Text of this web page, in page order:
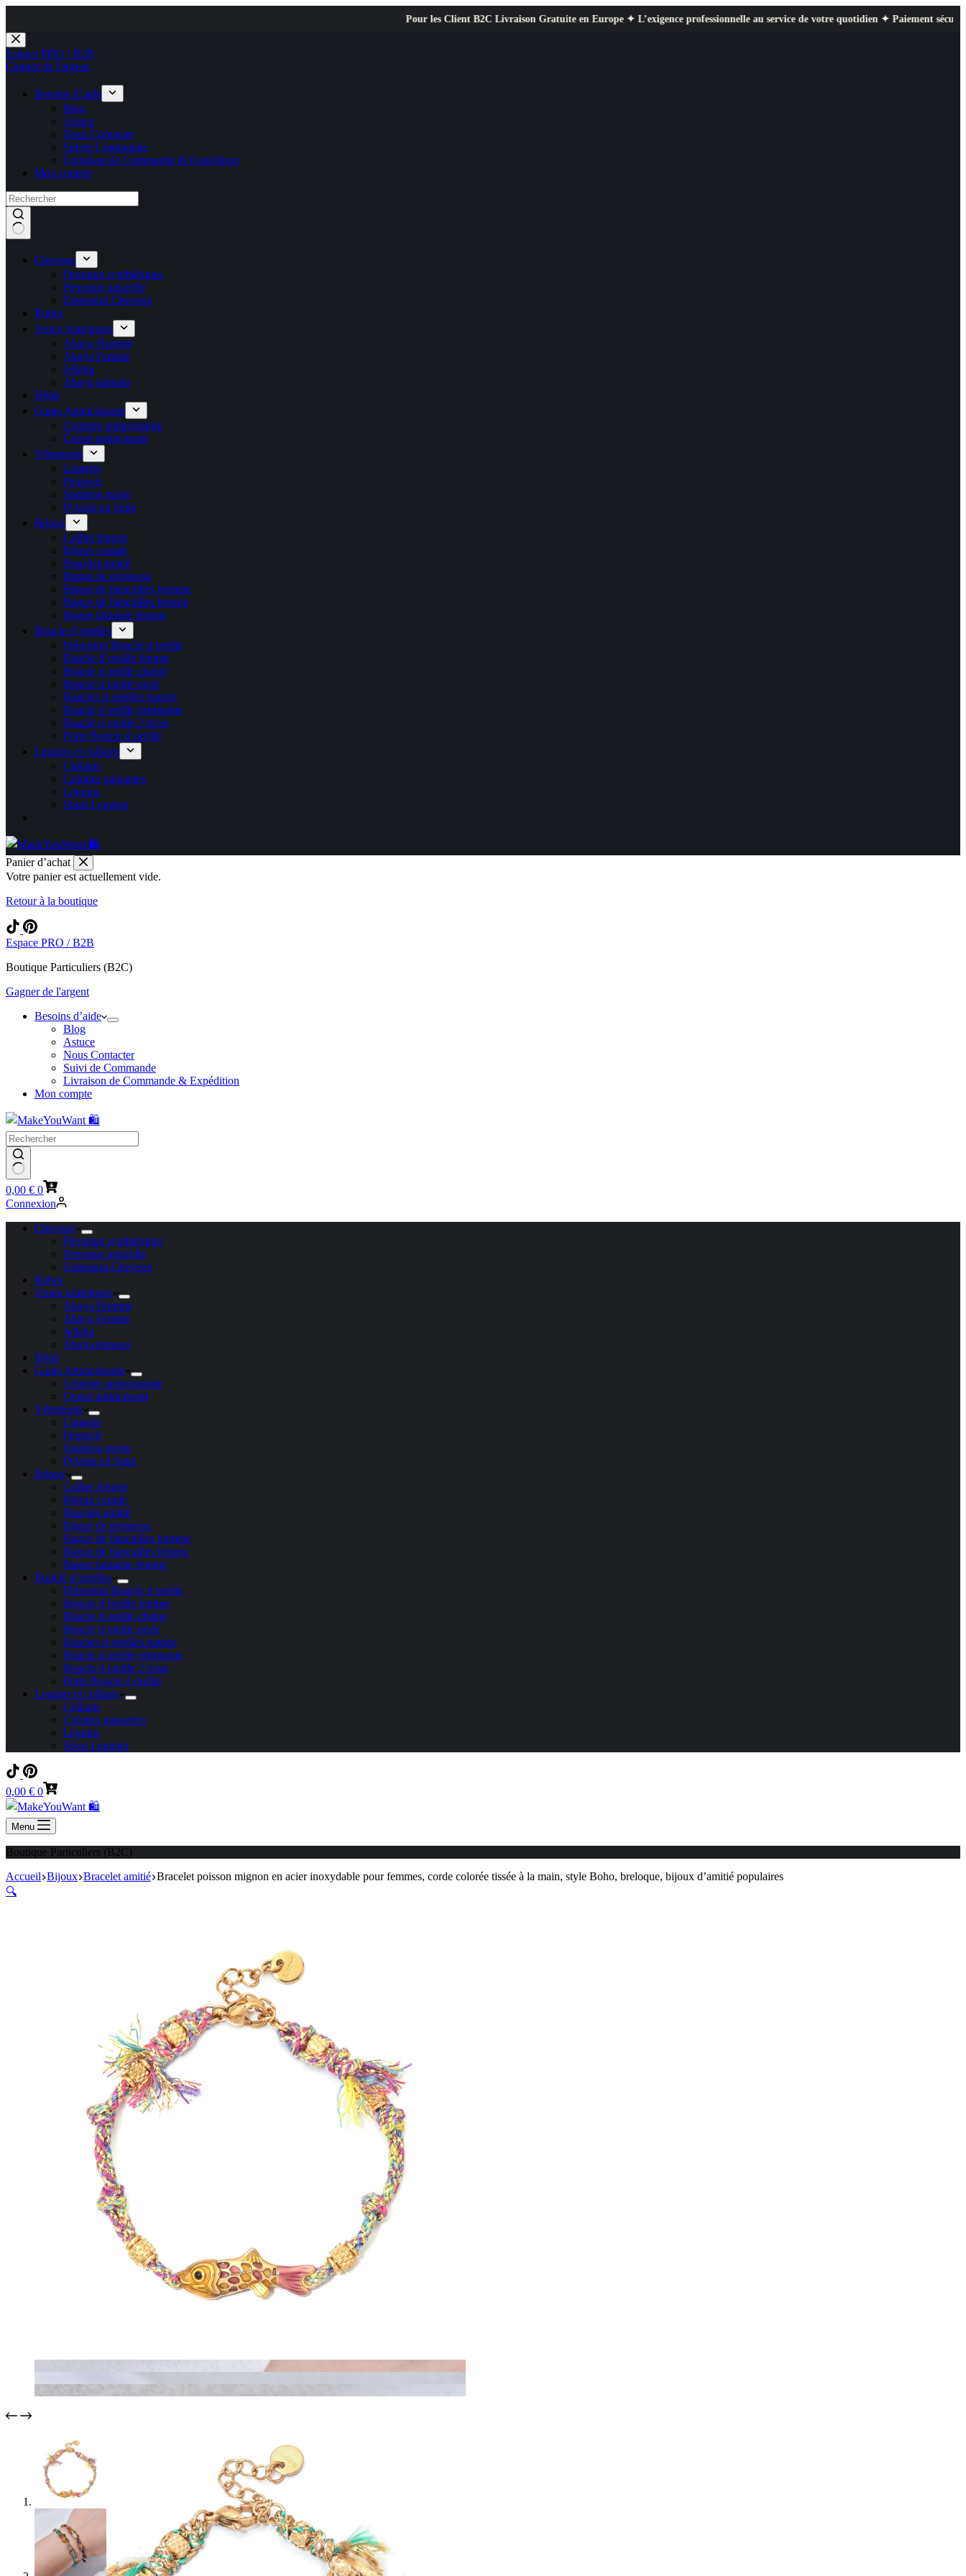
Pour les Client B2C Livraison Gratuite en Europe ✦ L’exigence professionnelle au service de votre quotidien ✦ Paiement sécurisé ✦ Retours
Passer
au
contenu
Espace PRO / B2B
Gagner de l'argent
Besoins d’aide
Blog
Astuce
Nous Contacter
Suivre Commande
Livraison de Commande & Expédition
Mon compte
Cheveux
Perruque synthétiques
Perruque naturelle
Extension Cheveux
Robes
Tenue islamiques
Abaya Homme
Abaya Femme
Jellaba
Abaya kimono
Hijab
Gaine Amincissante
Ceinture amincissante
Corset amincissant
Vêtements
Lingerie
Peignoir
Soutiens gorge
Pyjama en Satin
Bijoux
Collier femme
Bijoux couple
Bracelet amitié
Bague de promesse
Bague de fiançailles homme
Bague de fiançailles femme
Bague fantaisie femme
Boucle d’oreilles
Présentoir Boucle d oreille
Boucle d’oreille femme
Boucle d oreille chaine
Boucle d oreille perle
Boucles d oreilles mariée
Boucle d oreille grimpante
Boucle d oreille 2 trous
Porte Boucle d oreille
Leggins et collants
Collants
Culottes gainantes
Leggins
Short Legging
Panier d’achat
Votre panier est actuellement vide.
Retour à la boutique
Espace PRO / B2B
Boutique Particuliers (B2C)
Gagner de l'argent
Besoins d’aide
Blog
Astuce
Nous Contacter
Suivi de Commande
Livraison de Commande & Expédition
Mon compte
Panier
d’achat
0,00 € 0
Connexion
Cheveux
Perruque synthétiques
Perruque naturelle
Extension Cheveux
Robes
Tenue islamiques
Abaya Homme
Abaya Femme
Jellaba
Abaya kimono
Hijab
Gaine Amincissante
Ceinture amincissante
Corset amincissant
Vêtements
Lingerie
Peignoir
Soutiens gorge
Pyjama en Satin
Bijoux
Collier femme
Bijoux couple
Bracelet amitié
Bague de promesse
Bague de fiançailles homme
Bague de fiançailles femme
Bague fantaisie femme
Boucle d’oreilles
Présentoir Boucle d oreille
Boucle d’oreille femme
Boucle d oreille chaine
Boucle d oreille perle
Boucles d oreilles mariée
Boucle d oreille grimpante
Boucle d oreille 2 trous
Porte Boucle d oreille
Leggins et collants
Collants
Culottes gainantes
Leggins
Short Legging
Panier
d’achat
0,00 € 0
Menu
Boutique Particuliers (B2C)
Accueil Bijoux Bracelet amitié Bracelet poisson mignon en acier inoxydable pour femmes, corde colorée tissée à la main, style Boho, breloque, bijoux d’amitié populaires
🔍